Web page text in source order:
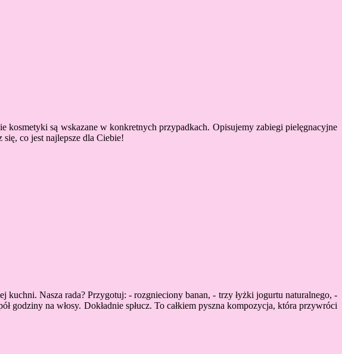
kosmetyki są wskazane w konkretnych przypadkach. Opisujemy zabiegi pielęgnacyjne
się, co jest najlepsze dla Ciebie!
kuchni. Nasza rada? Przygotuj: - rozgnieciony banan, - trzy łyżki jogurtu naturalnego, -
na włosy. Dokładnie spłucz. To całkiem pyszna kompozycja, która przywróci